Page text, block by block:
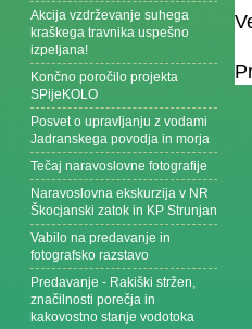
Akcija vzdrževanje suhega
kraškega travnika uspešno
izpeljana!
Končno poročilo projekta
SPijeKOLO
Posvet o upravljanju z vodami
Jadranskega povodja in morja
Tečaj naravoslovne fotografije
Naravoslovna ekskurzija v NR
Škocjanski zatok in KP Strunjan
Vabilo na predavanje in
fotografsko razstavo
Predavanje - Rakiški stržen,
značilnosti porečja in
kakovostno stanje vodotoka